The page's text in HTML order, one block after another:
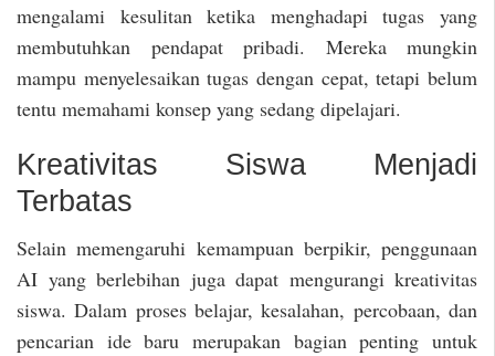
mengalami kesulitan ketika menghadapi tugas yang
membutuhkan pendapat pribadi. Mereka mungkin
mampu menyelesaikan tugas dengan cepat, tetapi belum
tentu memahami konsep yang sedang dipelajari.
Kreativitas Siswa Menjadi
Terbatas
Selain memengaruhi kemampuan berpikir, penggunaan
AI yang berlebihan juga dapat mengurangi kreativitas
siswa. Dalam proses belajar, kesalahan, percobaan, dan
pencarian ide baru merupakan bagian penting untuk